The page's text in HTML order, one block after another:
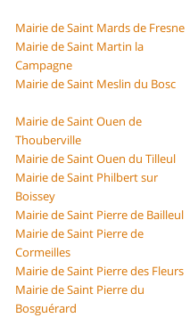
Mairie de Saint Mards de Fresne
Mairie de Saint Martin la
Campagne
Mairie de Saint Meslin du Bosc
Mairie de Saint Ouen de
Thouberville
Mairie de Saint Ouen du Tilleul
Mairie de Saint Philbert sur
Boissey
Mairie de Saint Pierre de Bailleul
Mairie de Saint Pierre de
Cormeilles
Mairie de Saint Pierre des Fleurs
Mairie de Saint Pierre du
Bosguérard